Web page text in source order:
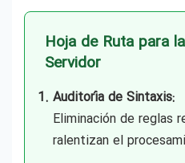
Hoja de Ruta para
Servidor
Auditoría de Sintaxis:
Eliminación de reglas
ralentizan el